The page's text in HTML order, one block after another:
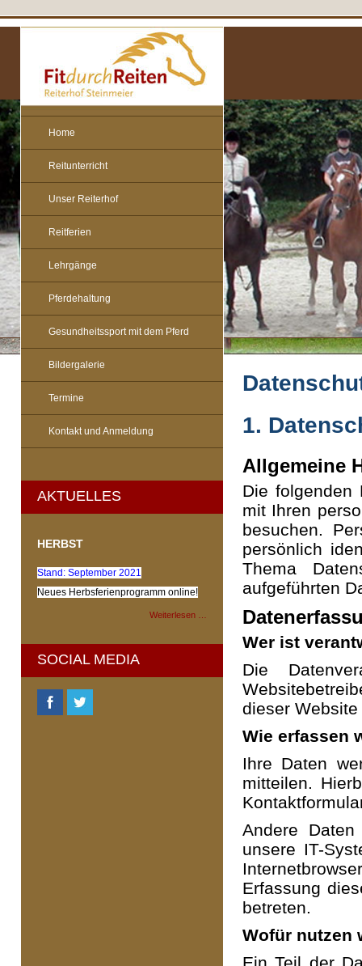
1.
Allgemeine
Die folgenden
mit Ihren
besuchen.
persönlich
Thema
aufgeführten
Wer ist
Die
dieser
Wie erfassen
Ihre Daten
mitteilen.
Andere
unsere IT-
Erfassung
betreten.
Wofür nutzen
Home
Reitunterricht
Unser Reiterhof
Reitferien
Lehrgänge
Pferdehaltung
Gesundheitssport mit dem Pferd
Bildergalerie
Termine
Kontakt und Anmeldung
AKTUELLES
HERBST
Stand: September 2021
Neues Herbsferienprogramm online!
Weiterlesen …
SOCIAL MEDIA